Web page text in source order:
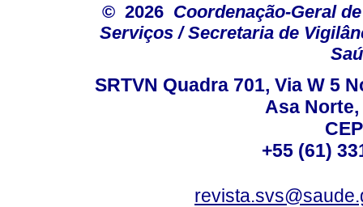
© 2026 Coordenação-Geral
Serviços / Secretaria de
SRTVN Quadra 701, Via W 5
Asa
+55 (61)